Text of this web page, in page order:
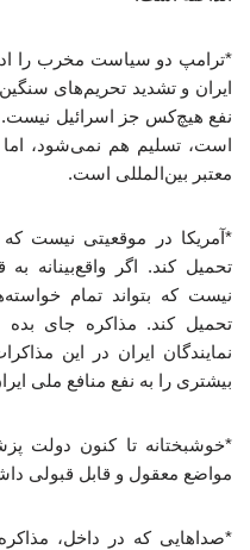
*ترامپ دو سیاست مخرب را
ایران و تشدید تحریم‌های
نفع هیچ‌کس جز اسرائیل نیست.
است، تسلیم هم نمی‌شود، اما
معتبر بین‌المللی است.
*آمریکا در موقعیتی نیست که
تحمیل کند. اگر واقع‌بینانه
نیست که بتواند تمام
تحمیل کند. مذاکره جای
نمایندگان ایران در این
بیشتری را به نفع منافع ملی
*خوشبختانه تا کنون دولت
مواضع معقول و قابل قبولی
*صداهایی که در داخل،